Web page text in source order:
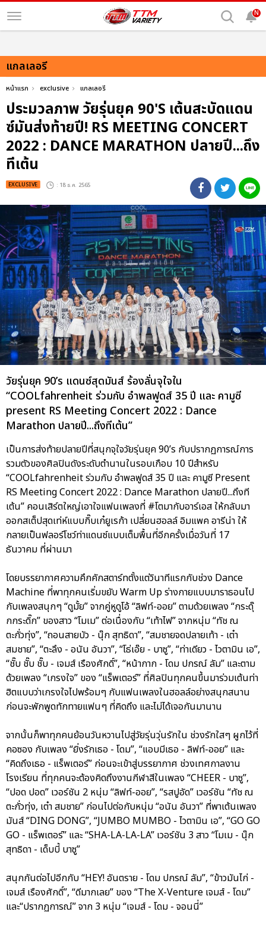
N
แกลเลอรี
หน้าแรก exclusive แกลเลอรี
ประมวลภาพ วัยรุ่นยุค 90'S เต้นสะบัดแดน
ซ์มันส่งท้ายปี! RS MEETING CONCERT
2022 : DANCE MARATHON ปลายปี...ถึง
ทีเต้น
EXCLUSIVE : 18 ธ.ค. 2565
วัยรุ่นยุค 90’s แดนซ์สุดมันส์ ร้องลั่นจุใจใน
“COOLfahrenheit ร่วมกับ อำพลฟูดส์ 35 ปี และ คามูซี
present RS Meeting Concert 2022 : Dance
Marathon ปลายปี...ถึงทีเต้น”
เป็นการส่งท้ายปลายปีที่สนุกจุใจวัยรุ่นยุค 90’s กับปรากฏการณ์การ
รวมตัวของศิลปินดังระดับตำนานในรอบเกือบ 10 ปีสำหรับ
“COOLfahrenheit ร่วมกับ อำพลฟูดส์ 35 ปี และ คามูซี Present
RS Meeting Concert 2022 : Dance Marathon ปลายปี...ถึงที
เต้น” คอนเสิร์ตใหญ่เอาใจแฟนเพลงที่ #โตมากับอาร์เอส ให้กลับมา
ออกสเต็ปสุดเท่ห์แบบกิ๊บเก๋ยูเรก้า เปลี่ยนฮอลล์ อิมแพค อารีน่า ให้
กลายเป็นฟลอร์โชว์ท่าแดนซ์แบบเต็มพื้นที่อีกครั้งเมื่อวันที่ 17
ธันวาคม ที่ผ่านมา
โดยบรรยากาศความคึกคักสตาร์ทตั้งแต่วินาทีแรกกับช่วง Dance
Machine ที่พาทุกคนเริ่มขยับ Warm Up ร่างกายแบบมาราธอนไป
กับเพลงสนุกๆ “ดูมั้ย” จากคู่หูดูโอ้ “ลิฟท์-ออย” ตามด้วยเพลง “กระดุ๊
กกระดิ๊ก” ของสาว “โมเม” ต่อเนื่องกับ “เท้าไฟ” จากหนุ่ม “ทัช ณ
ตะกั่วทุ่ง”, “ถอนสายบัว - นุ๊ก สุทธิดา”, “สมชายจดปลายเท้า - เต๋า
สมชาย”, “ตะลึง - อนัน อันวา”, “โธ่เอ๊ย - บาซู”, “ท่าเดียว - ไวตามิน เอ”,
“ชั๊บ ชั๊บ ชั๊บ - เจมส์ เรืองศักดิ์”, “หน้ากาก - โดม ปกรณ์ ลัม” และตาม
ด้วยเพลง “เกรงใจ” ของ “แร็พเตอร์” ที่ศิลปินทุกคนขึ้นมาร่วมเต้นท่า
ฮิตแบบว่าเกรงใจไปพร้อมๆ กับแฟนเพลงในฮอลล์อย่างสนุกสนาน
ก่อนจะพักพูดทักทายแฟนๆ ที่คิดถึง และไม่ได้เจอกันมานาน
จากนั้นก็พาทุกคนย้อนวันหวานไปสู่วัยรุ่นวุ่นรักใน ช่วงรักใสๆ ผูกไว้ที่
คอซอง กับเพลง “ยิ่งรักเธอ - โดม”, “แอบมีเธอ - ลิฟท์-ออย” และ
“คิดถึงเธอ - แร็พเตอร์” ก่อนจะเข้าสู่บรรยากาศ ช่วงเทศกาลงาน
โรงเรียน ที่ทุกคนจะต้องคิดถึงงานกีฬาสีในเพลง “CHEER - บาซู”,
“ปอด ปอด” เวอร์ชัน 2 หนุ่ม “ลิฟท์-ออย”, “รสปูอัด” เวอร์ชัน “ทัช ณ
ตะกั่วทุ่ง, เต๋า สมชาย” ก่อนไปต่อกับหนุ่ม “อนัน อันวา” ที่พาเต้นเพลง
มันส์ “DING DONG”, “JUMBO MUMBO - ไวตามิน เอ”, “GO GO
GO - แร็พเตอร์” และ “SHA-LA-LA-LA” เวอร์ชัน 3 สาว “โมเม - นุ๊ก
สุทธิดา - เด็บบี้ บาซู”
สนุกกันต่อไปอีกกับ “HEY! อันตราย - โดม ปกรณ์ ลัม”, “ข้าวมันไก่ -
เจมส์ เรืองศักดิ์”, “ดีมากเลย” ของ “The X-Venture เจมส์ - โดม”
และ“ปรากฏการณ์” จาก 3 หนุ่ม “เจมส์ - โดม - จอนนี่”